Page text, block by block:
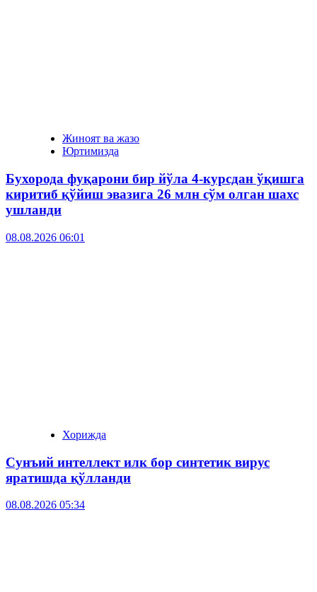
Жиноят ва жазо
Юртимизда
Бухорода фуқарони бир йўла 4-курсдан ўқишга
киритиб қўйиш эвазига 26 млн сўм олган шахс
ушланди
08.08.2026 06:01
Хорижда
Сунъий интеллект илк бор синтетик вирус
яратишда қўлланди
08.08.2026 05:34